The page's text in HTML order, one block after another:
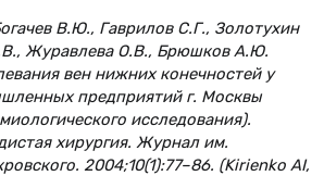
В.Ю., Гаврилов С.Г., Золотухин
Журавлева О.В., Брюшков А.Ю.
вен нижних конечностей у
предприятий г. Москвы
исследования).
хирургия. Журнал им.
2004;10(1):77–86. (Kirienko AI,